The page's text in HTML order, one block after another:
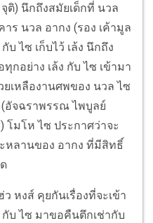
ติ) นึกถึงสมัยเด็กที่ นวล
ร นวล อากง (รอง เค้ามูล
บ ไซ เก็บไว้ เล้ง นึกถึง
กอย่าง เล้ง กับ ไซ เข้ามา
หลืองานศพของ นวล ไซ
อัจฉราพรรณ ไพบูลย์
มโห ไซ ประกาศว่าจะ
หลานของ อากง ที่มีสิทธิ์
หงส์ คุยกันเรื่องที่จะเข้า
กับ ไซ มาขอคืนตึกเช่ากับ